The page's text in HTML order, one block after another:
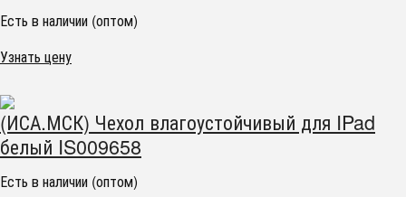
Есть в наличии (оптом)
Узнать цену
(ИСА.МСК) Чехол влагоустойчивый для IPad
белый IS009658
Есть в наличии (оптом)